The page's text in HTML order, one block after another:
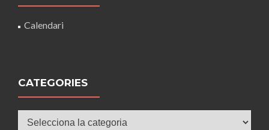
Calendari
CATEGORIES